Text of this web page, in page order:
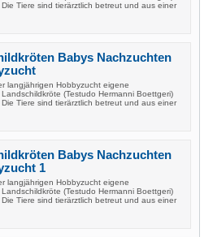
Tiere sind tierärztlich betreut und aus einer
Babys Nachzuchten
langjährigen Hobbyzucht eigene
(Testudo Hermanni Boettgeri)
Tiere sind tierärztlich betreut und aus einer
Babys Nachzuchten
1
langjährigen Hobbyzucht eigene
(Testudo Hermanni Boettgeri)
Tiere sind tierärztlich betreut und aus einer